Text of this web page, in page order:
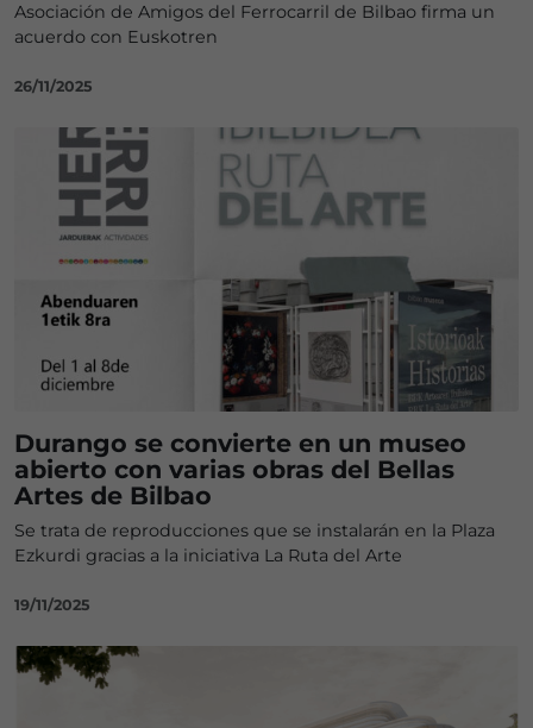
Asociación de Amigos del Ferrocarril de Bilbao firma un
acuerdo con Euskotren
26/11/2025
Durango se convierte en un museo
abierto con varias obras del Bellas
Artes de Bilbao
Se trata de reproducciones que se instalarán en la Plaza
Ezkurdi gracias a la iniciativa La Ruta del Arte
19/11/2025